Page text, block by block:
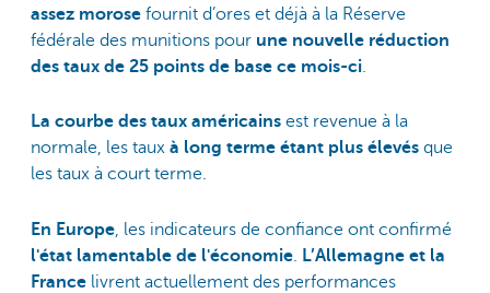
assez morose fournit d’ores et déjà à la Réserve
fédérale des munitions pour une nouvelle réduction
des taux de 25 points de base ce mois-ci.
La courbe des taux américains est revenue à la
normale, les taux à long terme étant plus élevés que
les taux à court terme.
En Europe, les indicateurs de confiance ont confirmé
l'état lamentable de l'économie. L’Allemagne et la
France livrent actuellement des performances